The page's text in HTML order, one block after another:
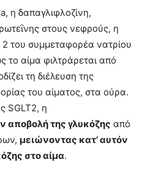
η δαπαγλιφλοζίνη,
στους νεφρούς, η
του συμμεταφορέα νατρίου
το αίμα φιλτράρεται από
τη διέλευση της
του αίματος, στα ούρα.
SGLT2, η
αποβολή της γλυκόζης από
μειώνοντας κατ’ αυτόν
στο αίμα.